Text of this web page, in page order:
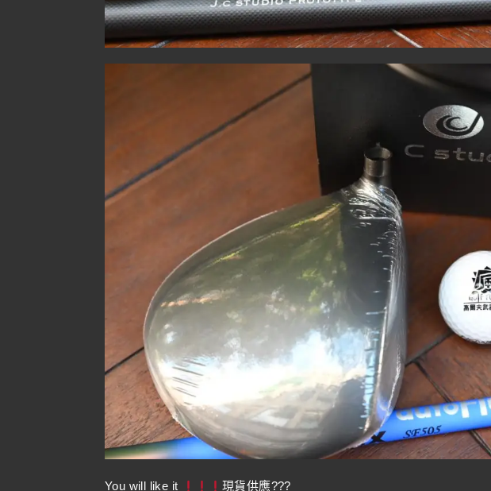
You will like it 現貨供應???